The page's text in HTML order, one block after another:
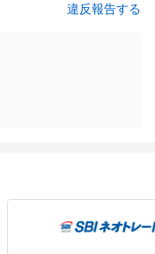
違反報告する